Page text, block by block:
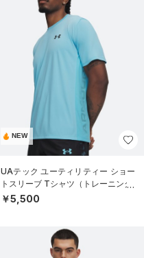
NEW
UAテック ユーティリティー ショー
トスリーブ Tシャツ（トレーニング/
MEN）
￥5,500